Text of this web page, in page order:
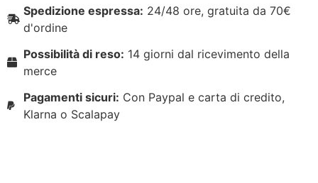
Spedizione espressa: 24/48 ore, gratuita da 70€
d'ordine
Possibilità di reso: 14 giorni dal ricevimento della
merce
Pagamenti sicuri: Con Paypal e carta di credito,
Klarna o Scalapay